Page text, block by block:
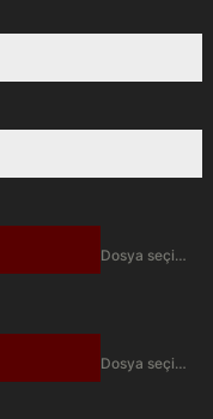
Dosya seçilmedi
Dosya seçilmedi